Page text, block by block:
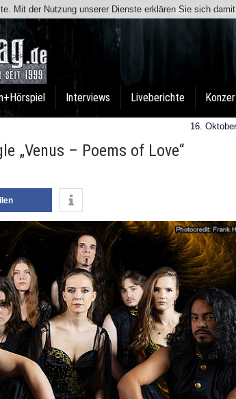
Team
Interviews Liveberichte
16.
„Venus – Poems of Love“
Mit der Nutzung unserer Dienste erklären Sie sich